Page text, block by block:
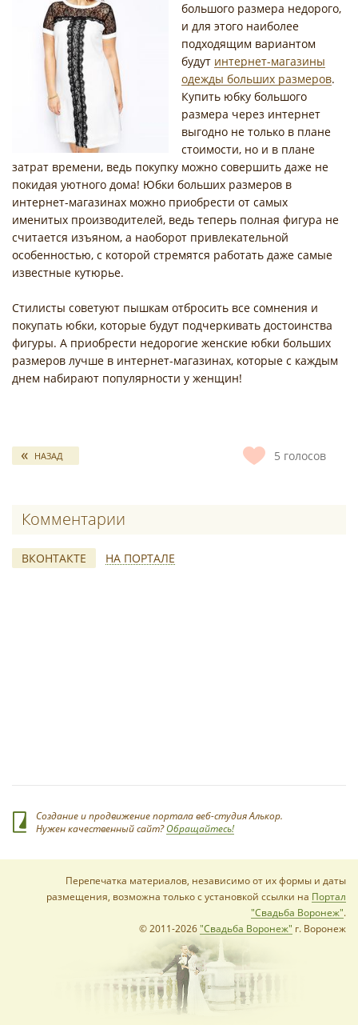
большого размера недорого,
и для этого наиболее
подходящим вариантом
будут интернет-магазины
одежды больших размеров.
Купить юбку большого
размера через интернет
выгодно не только в плане
стоимости, но и в плане
затрат времени, ведь покупку можно совершить даже не
покидая уютного дома! Юбки больших размеров в
интернет-магазинах можно приобрести от самых
именитых производителей, ведь теперь полная фигура не
считается изъяном, а наоборот привлекательной
особенностью, с которой стремятся работать даже самые
известные кутюрье.
Стилисты советуют пышкам отбросить все сомнения и
покупать юбки, которые будут подчеркивать достоинства
фигуры. А приобрести недорогие женские юбки больших
размеров лучше в интернет-магазинах, которые с каждым
днем набирают популярности у женщин!
5 голосов
НАЗАД
Комментарии
ВКОНТАКТЕ НА ПОРТАЛЕ
*
Создание и продвижение портала веб-студия Алькор.
Нужен качественный сайт?Обращайтесь!
Перепечатка материалов, независимо от их формы и даты
размещения, возможна только с установкой ссылки на Портал
"Свадьба Воронеж".
© 2011-2026"Свадьба Воронеж" г. Воронеж